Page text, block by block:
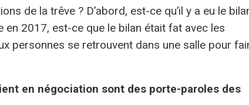
de la trêve ? D’abord, est-ce qu’il y a eu le
en 2017, est-ce que le bilan était fat avec les
personnes se retrouvent dans une salle pour
en négociation sont des porte-paroles des